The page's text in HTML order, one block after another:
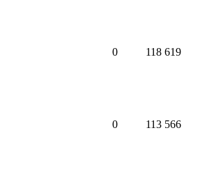
0 118 619
0 113 566